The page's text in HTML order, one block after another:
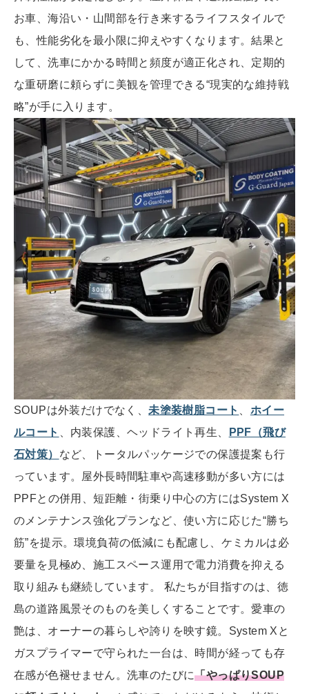
お車、海沿い・山間部を行き来するライフスタイルで
も、性能劣化を最小限に抑えやすくなります。結果と
して、洗車にかかる時間と頻度が適正化され、定期的
な重研磨に頼らずに美観を管理できる“現実的な維持戦
略”が手に入ります。
SOUPは外装だけでなく、未塗装樹脂コート
ホイー
ルコート
、内装保護、ヘッドライト再生、
PPF（飛び
石対策） など、トータルパッケージでの保護提案も行
っています。屋外長時間駐車や高速移動が多い方には
PPFとの併用、短距離・街乗り中心の方にはSystem X
のメンテナンス強化プランなど、使い方に応じた“勝ち
筋”を提示。環境負荷の低減にも配慮し、ケミカルは必
要量を見極め、施工スペース運用で電力消費を抑える
取り組みも継続しています。 私たちが目指すのは、徳
島の道路風景そのものを美しくすることです。愛車の
艶は、オーナーの暮らしや誇りを映す鏡。System Xと
ガスプライマーで守られた一台は、時間が経っても存
在感が色褪せません。洗車のたびに「やっぱりSOUP